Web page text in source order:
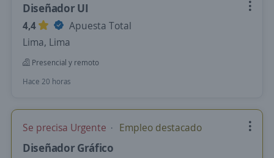
Diseñador UI
4,4
Apuesta Total
Lima, Lima
Presencial y remoto
Hace 20 horas
Se precisa Urgente Empleo destacado
Diseñador Gráfico